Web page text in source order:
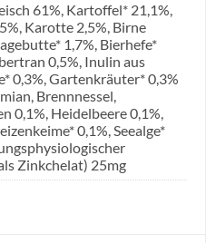
61%, Kartoffel* 21,1%,
Karotte 2,5%, Birne
1,7%, Bierhefe*
0,5%, Inulin aus
0,3%, Gartenkräuter* 0,3%
Brennnessel,
0,1%, Heidelbeere 0,1%,
0,1%, Seealge*
Zinkchelat) 25mg